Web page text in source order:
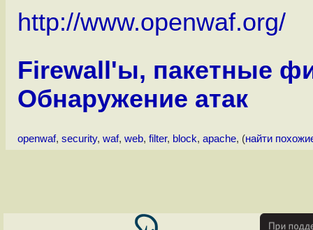
http://www.openwaf.org/
Firewall'ы, пакетные
Обнаружение атак
openwaf, security, waf, web, filter, block, apache, (найти